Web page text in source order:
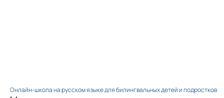
Онлайн-школа на русском языке для билингвальных детей и подростков